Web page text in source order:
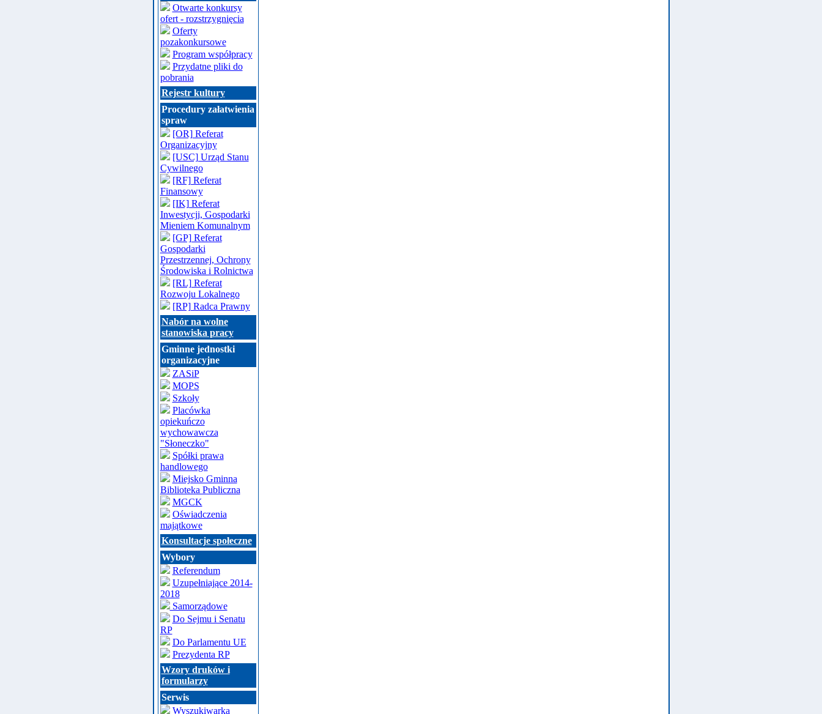
Otwarte konkursy
ofert - rozstrzygnięcia
Oferty
pozakonkursowe
Program współpracy
Przydatne pliki do
pobrania
Rejestr kultury
Procedury załatwienia
spraw
[OR] Referat
Organizacyjny
[USC] Urząd Stanu
Cywilnego
[RF] Referat
Finansowy
[IK] Referat
Inwestycji, Gospodarki
Mieniem Komunalnym
[GP] Referat
Gospodarki
Przestrzennej, Ochrony
Środowiska i Rolnictwa
[RL] Referat
Rozwoju Lokalnego
[RP] Radca Prawny
Nabór na wolne
stanowiska pracy
Gminne jednostki
organizacyjne
ZASiP
MOPS
Szkoły
Placówka
opiekuńczo
wychowawcza
"Słoneczko"
Spółki prawa
handlowego
Miejsko Gminna
Biblioteka Publiczna
MGCK
Oświadczenia
majątkowe
Konsultacje społeczne
Wybory
Referendum
Uzupełniające 2014-
2018
Samorządowe
Do Sejmu i Senatu
RP
Do Parlamentu UE
Prezydenta RP
Wzory druków i
formularzy
Serwis
Wyszukiwarka